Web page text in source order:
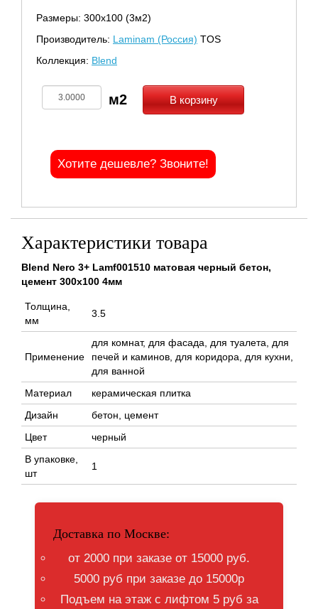
Размеры: 300х100 (3м2)
Производитель: Laminam (Россия) TOS
Коллекция: Blend
В корзину
Хотите дешевле? Звоните!
Характеристики товара
Blend Nero 3+ Lamf001510 матовая черный бетон,
цемент 300x100 4мм
Толщина,
мм
3.5
Применение
для комнат, для фасада, для туалета, для
печей и каминов, для коридора, для кухни,
для ванной
Материал
керамическая плитка
Дизайн
бетон, цемент
Цвет
черный
В упаковке,
шт
1
Доставка по Москве:
от 2000 при заказе от 15000 руб.
5000 руб при заказе до 15000р
Подъем на этаж с лифтом 5 руб за